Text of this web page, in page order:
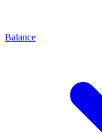
Balance